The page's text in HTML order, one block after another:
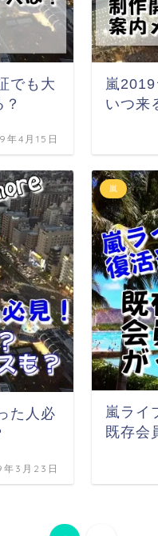
でも大
年4月15日
嵐
いつ来
た人必
年3月23日
嵐
嵐ライ
既存会